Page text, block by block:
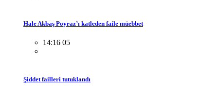
Hale Akbaş Poyraz’ı katleden faile müebbet
14:16 05
Şiddet failleri tutuklandı